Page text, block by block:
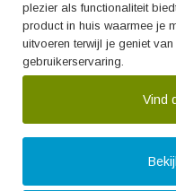
plezier als functionaliteit
product in huis waarmee je
uitvoeren terwijl je geniet
gebruikerservaring.
Vind